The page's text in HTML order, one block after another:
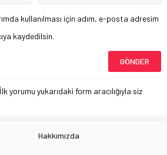
kullanılması için adım, e-posta adresim
kaydedilsin.
yorumu yukarıdaki form aracılığıyla siz
Hakkımızda